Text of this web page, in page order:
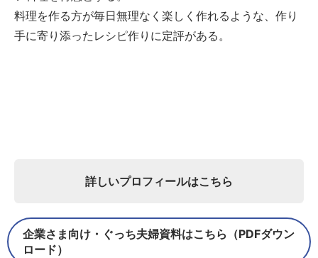
料理を作る方が毎日無理なく楽しく作れるような、作り
手に寄り添ったレシピ作りに定評がある。
詳しいプロフィールはこちら
企業さま向け・ぐっち夫婦資料はこちら（PDFダウン
ロード）